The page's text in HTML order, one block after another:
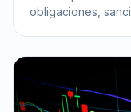
obligaciones,